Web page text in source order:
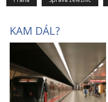
KAM DÁL?